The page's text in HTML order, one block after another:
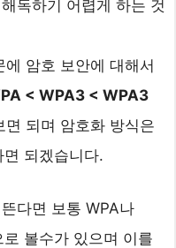
독하기 어렵게 하는 것
암호 보안에 대해서
< WPA3 < WPA3
되며 암호화 방식은
면 되겠습니다.
다면 보통 WPA나
볼수가 있으며 이를